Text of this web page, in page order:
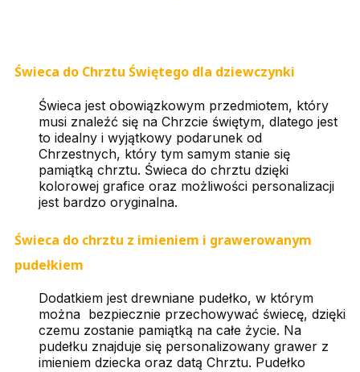
Świeca do Chrztu Świętego dla dziewczynki
Świeca jest obowiązkowym przedmiotem, który
musi znaleźć się na Chrzcie świętym, dlatego jest
to idealny i wyjątkowy podarunek od
Chrzestnych, który tym samym stanie się
pamiątką chrztu. Świeca do chrztu dzięki
kolorowej grafice oraz możliwości personalizacji
jest bardzo oryginalna.
Świeca do chrztu z imieniem i grawerowanym
pudełkiem
Dodatkiem jest drewniane pudełko, w którym
można bezpiecznie przechowywać świecę, dzięki
czemu zostanie pamiątką na całe życie. Na
pudełku znajduje się personalizowany grawer z
imieniem dziecka oraz datą Chrztu. Pudełko